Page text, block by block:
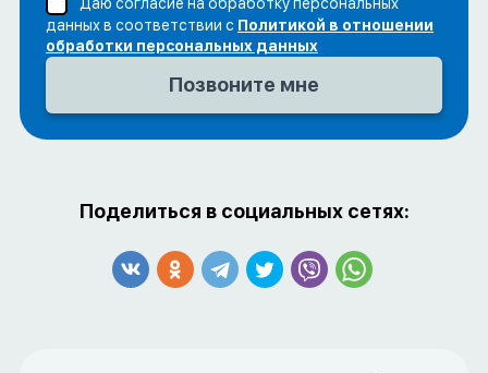
данных в соответствии с Политикой в отношении
обработки персональных данных
Поделиться в социальных сетях: